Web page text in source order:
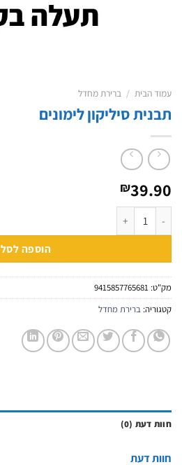
עמוד הבית / ברירת מחדל
תבנית סיליקון לימונים
₪39.90
כמות של תבנית סיליקון לימונים
הוספה לסל
מק"ט: 9415857765681
קטגוריה: ברירת מחדל
חוות דעת (0)
חוות דעת